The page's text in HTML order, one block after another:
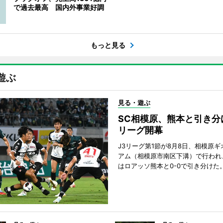
で過去最高 国内外事業好調
もっと見る
ぶ
見る・遊ぶ
SC相模原、熊本と引き
リーグ開幕
J3リーグ第1節が8月8日、相模原ギ
アム（相模原市南区下溝）で行わ
はロアッソ熊本と0-0で引き分けた